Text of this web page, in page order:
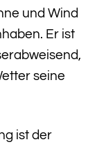
und Wind
Er ist
seine
ist der